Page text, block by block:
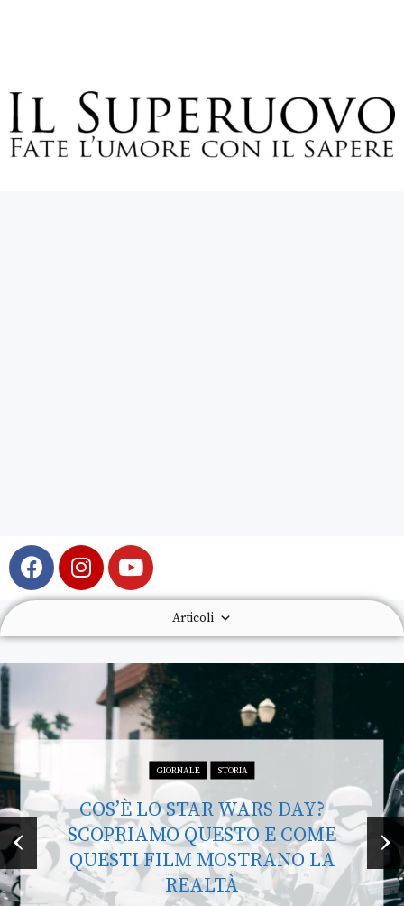
Articoli
BLOG CULTURA
IL FANGO DELLE TRINCEE
PLASMA IL LINGUAGGIO TRA I
CANTI ALPINI E L’OFFICINA
GADDIANA
‹ ›